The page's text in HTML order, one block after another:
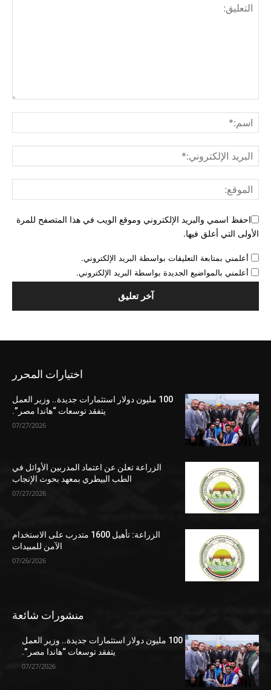
احفظ اسمي والبريد الإلكتروني وموقع الويب في هذا المتصفح للمرة
الأولى التي أعلق فيها.
أعلمني بمتابعة التعليقات بواسطة البريد الإلكتروني.
أعلمني بالمواضيع الجديدة بواسطة البريد الإلكتروني.
اختيارات المحرر
100 مليون دولار استثمارات جديدة.. وزير العمل
يتفقد توسعات “هاندا مصر”.
07/27/2026
الزراعة تعلن عن اعتماد المدربين الأوائل في
الطب البيطري بمعهد بحوث الإنجاب
07/27/2026
الزراعة: تأهيل 1600 متدرب على الاستخدام
الآمن للمبيدات
07/26/2026
منشورات شائعة
100 مليون دولار استثمارات جديدة.. وزير العمل
يتفقد توسعات “هاندا مصر”.
07/27/2026